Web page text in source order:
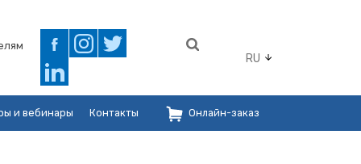
RU
и вебинары Контакты Онлайн-заказ